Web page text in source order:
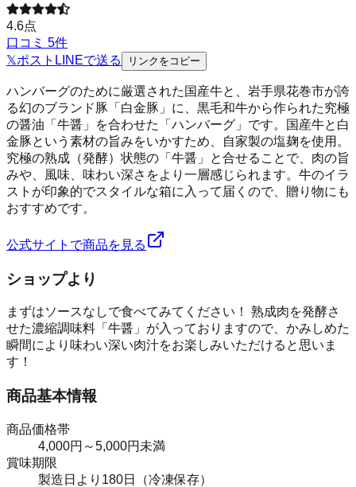
4.6点
口コミ 5件
𝕏ポスト LINEで送る リンクをコピー
ハンバーグのために厳選された国産牛と、岩手県花巻市が誇
る幻のブランド豚「白金豚」に、黒毛和牛から作られた究極
の醤油「牛醤」を合わせた「ハンバーグ」です。国産牛と白
金豚という素材の旨みをいかすため、自家製の塩麹を使用。
究極の熟成（発酵）状態の「牛醤」と合せることで、肉の旨
みや、風味、味わい深さをより一層感じられます。牛のイラ
ストが印象的でスタイルな箱に入って届くので、贈り物にも
おすすめです。
公式サイトで商品を見る
ショップより
まずはソースなしで食べてみてください！ 熟成肉を発酵さ
せた濃縮調味料「牛醤」が入っておりますので、かみしめた
瞬間により味わい深い肉汁をお楽しみいただけると思いま
す！
商品基本情報
商品価格帯
4,000円～5,000円未満
賞味期限
製造日より180日（冷凍保存）